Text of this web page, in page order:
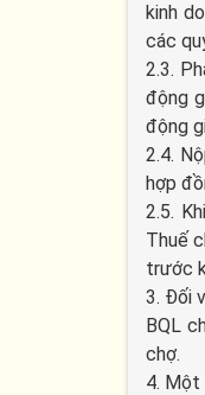
kinh
các
2.3.
động
động
2.4.
hợp
2.5.
Thuế
trước
3. Đối
BQL
chợ.
4. Một